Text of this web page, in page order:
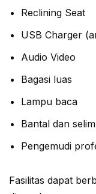
Reclining Seat
USB Charger
Audio Video
Bagasi luas
Lampu baca
Bantal dan
Pengemudi
Fasilitas dapat